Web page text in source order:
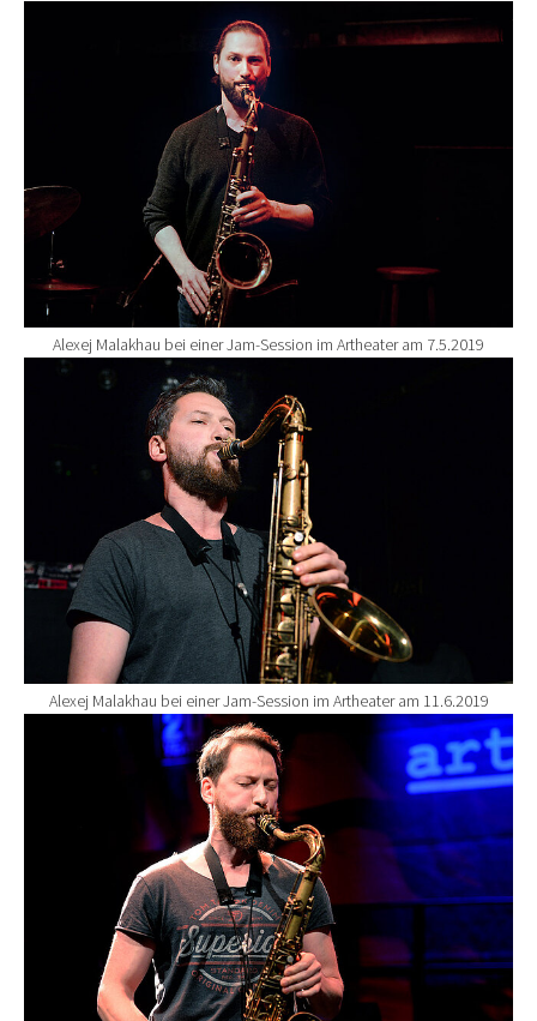
Show larger version for:
Alexej Malakhau bei einer Jam-Session im Artheater am 7.5.2019
Show larger version for:
Alexej Malakhau bei einer Jam-Session im Artheater am 11.6.2019
Show larger version for: